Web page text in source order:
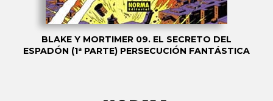
BLAKE Y MORTIMER 09. EL SECRETO DEL
ESPADÓN (1ª PARTE) PERSECUCIÓN FANTÁSTICA